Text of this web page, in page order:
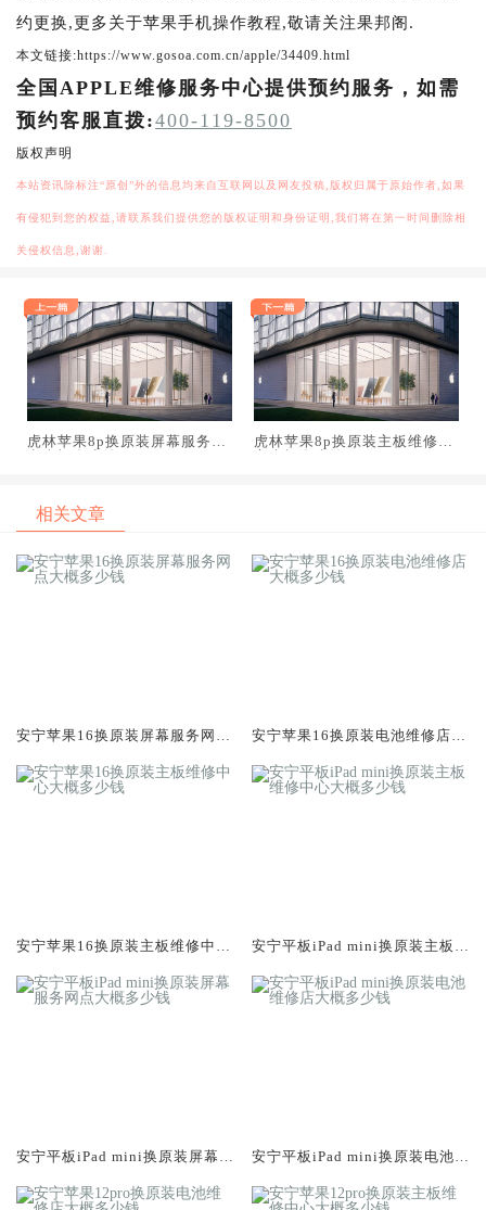
约更换,更多关于苹果手机操作教程,敬请关注果邦阁.
本文链接:https://www.gosoa.com.cn/apple/34409.html
全国APPLE维修服务中心提供预约服务，如需
预约客服直拨:400-119-8500
版权声明
本站资讯除标注“原创”外的信息均来自互联网以及网友投稿,版权归属于原始作者,如果
有侵犯到您的权益,请联系我们提供您的版权证明和身份证明,我们将在第一时间删除相
关侵权信息,谢谢.
虎林苹果8p换原装屏幕服务网
虎林苹果8p换原装主板维修中
相关文章
安宁苹果16换原装屏幕服务网点
安宁苹果16换原装电池维修店大
安宁苹果16换原装主板维修中心
安宁平板iPad mini换原装主板维
安宁平板iPad mini换原装屏幕服
安宁平板iPad mini换原装电池维